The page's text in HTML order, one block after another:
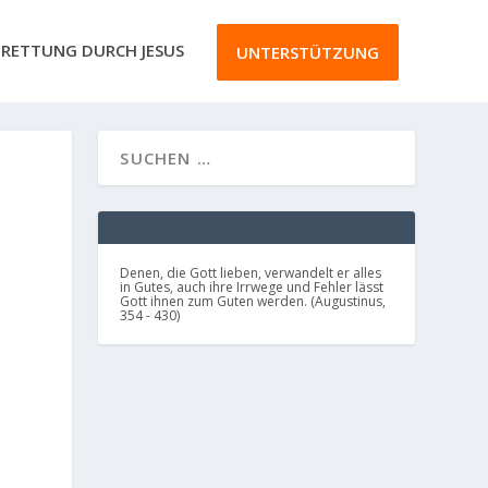
RETTUNG DURCH JESUS UNTERSTÜTZUNG
Denen, die Gott lieben, verwandelt er alles
in Gutes, auch ihre Irrwege und Fehler lässt
Gott ihnen zum Guten werden. (Augustinus,
354 - 430)